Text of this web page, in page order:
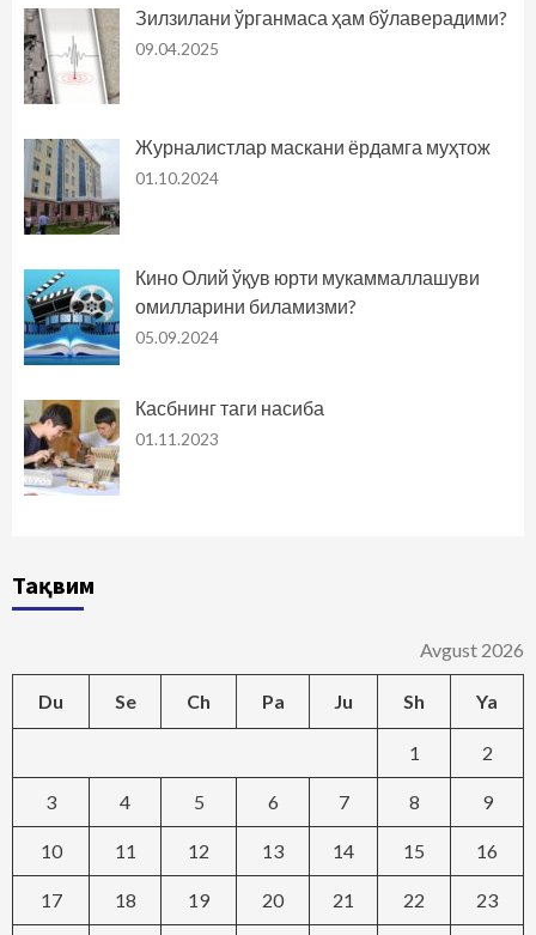
Зилзилани ўрганмаса ҳам бўлаверадими?
09.04.2025
Журналистлар маскани ёрдамга муҳтож
01.10.2024
Кино Олий ўқув юрти мукаммаллашуви
омилларини биламизми?
05.09.2024
Касбнинг таги насиба
01.11.2023
Тақвим
Avgust 2026
Du Se Ch Pa Ju Sh Ya
1 2
3 4 5 6 7 8 9
10 11 12 13 14 15 16
17 18 19 20 21 22 23